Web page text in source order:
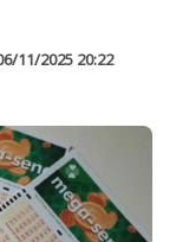
11/2025 20:22